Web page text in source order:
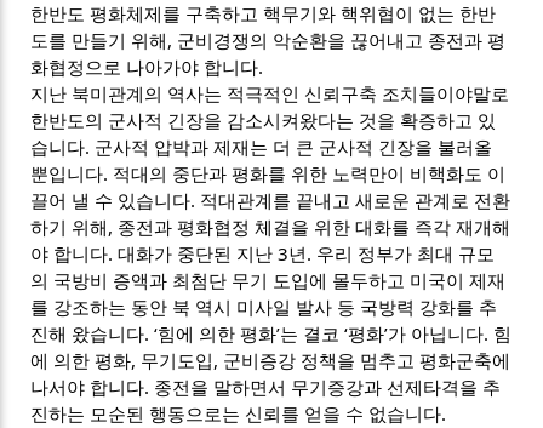
한반도 평화체제를 구축하고 핵무기와 핵위협이 없는 한반
도를 만들기 위해, 군비경쟁의 악순환을 끊어내고 종전과 평
화협정으로 나아가야 합니다.
지난 북미관계의 역사는 적극적인 신뢰구축 조치들이야말로
한반도의 군사적 긴장을 감소시켜왔다는 것을 확증하고 있
습니다. 군사적 압박과 제재는 더 큰 군사적 긴장을 불러올
뿐입니다. 적대의 중단과 평화를 위한 노력만이 비핵화도 이
끌어 낼 수 있습니다. 적대관계를 끝내고 새로운 관계로 전환
하기 위해, 종전과 평화협정 체결을 위한 대화를 즉각 재개해
야 합니다. 대화가 중단된 지난 3년. 우리 정부가 최대 규모
의 국방비 증액과 최첨단 무기 도입에 몰두하고 미국이 제재
를 강조하는 동안 북 역시 미사일 발사 등 국방력 강화를 추
진해 왔습니다. ‘힘에 의한 평화’는 결코 ‘평화’가 아닙니다. 힘
에 의한 평화, 무기도입, 군비증강 정책을 멈추고 평화군축에
나서야 합니다. 종전을 말하면서 무기증강과 선제타격을 추
진하는 모순된 행동으로는 신뢰를 얻을 수 없습니다.